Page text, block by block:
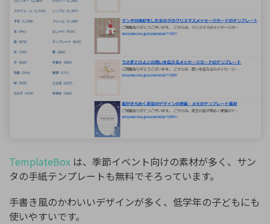
TemplateBox は、季節イベント向けの素材が多く、サン
タの手紙テンプレートも無料でそろっています。
手書き風のかわいいデザインが多く、低学年の子どもにも
使いやすいです。